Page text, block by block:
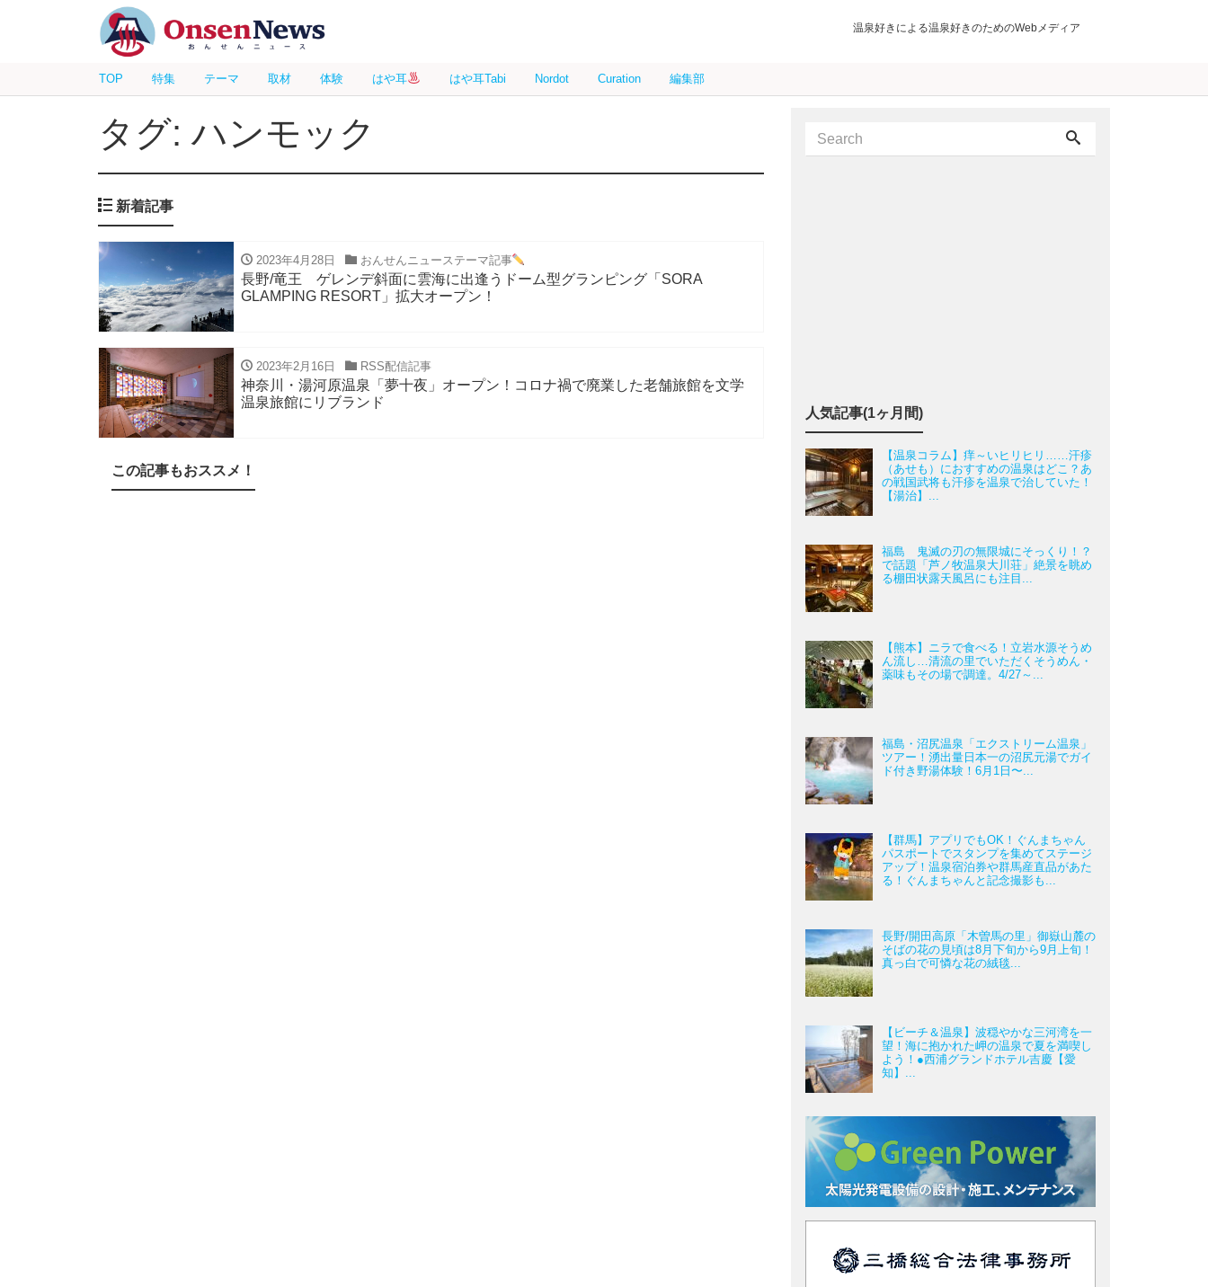
温泉好きによる温泉好きのためのWebメディア
TOP 特集 テーマ 取材 体験 はや耳 はや耳Tabi Nordot Curation 編集部
タグ: ハンモック
新着記事
2023年4月28日 おんせんニューステーマ記事
長野/竜王 ゲレンデ斜面に雲海に出逢うドーム型グランピング「SORA
GLAMPING RESORT」拡大オープン！
2023年2月16日 RSS配信記事
神奈川・湯河原温泉「夢十夜」オープン！コロナ禍で廃業した老舗旅館を文学
温泉旅館にリブランド
この記事もおススメ！
人気記事(1ヶ月間)
【温泉コラム】痒～いヒリヒリ……汗疹
（あせも）におすすめの温泉はどこ？あ
の戦国武将も汗疹を温泉で治していた！
【湯治】...
福島 鬼滅の刃の無限城にそっくり！？
で話題「芦ノ牧温泉大川荘」絶景を眺め
る棚田状露天風呂にも注目...
【熊本】ニラで食べる！立岩水源そうめ
ん流し…清流の里でいただくそうめん・
薬味もその場で調達。4/27～...
福島・沼尻温泉「エクストリーム温泉」
ツアー！湧出量日本一の沼尻元湯でガイ
ド付き野湯体験！6月1日〜...
【群馬】アプリでもOK！ぐんまちゃん
パスポートでスタンプを集めてステージ
アップ！温泉宿泊券や群馬産直品があた
る！ぐんまちゃんと記念撮影も...
長野/開田高原「木曽馬の里」御嶽山麓の
そばの花の見頃は8月下旬から9月上旬！
真っ白で可憐な花の絨毯...
【ビーチ＆温泉】波穏やかな三河湾を一
望！海に抱かれた岬の温泉で夏を満喫し
よう！●西浦グランドホテル吉慶【愛
知】...